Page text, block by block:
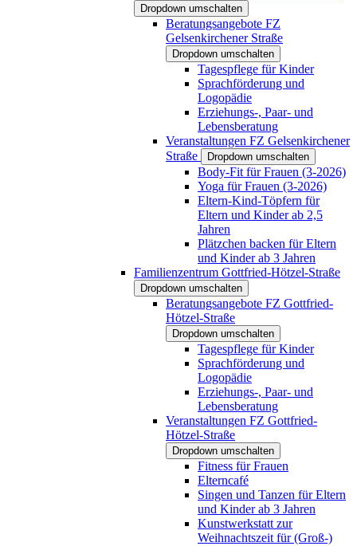
Dropdown umschalten
Beratungsangebote FZ
Gelsenkirchener Straße
Dropdown umschalten
Tagespflege für Kinder
Sprachförderung und
Logopädie
Erziehungs-, Paar- und
Lebensberatung
Veranstaltungen FZ Gelsenkirchener
Straße
Dropdown umschalten
Body-Fit für Frauen (3-2026)
Yoga für Frauen (3-2026)
Eltern-Kind-Töpfern für
Eltern und Kinder ab 2,5
Jahren
Plätzchen backen für Eltern
und Kinder ab 3 Jahren
Familienzentrum Gottfried-Hötzel-Straße
Dropdown umschalten
Beratungsangebote FZ Gottfried-
Hötzel-Straße
Dropdown umschalten
Tagespflege für Kinder
Sprachförderung und
Logopädie
Erziehungs-, Paar- und
Lebensberatung
Veranstaltungen FZ Gottfried-
Hötzel-Straße
Dropdown umschalten
Fitness für Frauen
Elterncafé
Singen und Tanzen für Eltern
und Kinder ab 3 Jahren
Kunstwerkstatt zur
Weihnachtszeit für (Groß-)